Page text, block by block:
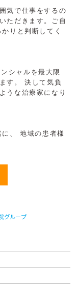
気で仕事をするの
ただきます。ご自
りと判断してく
シャルを最大限
す。 決して気負
うな治療家になり
、 地域の患者様